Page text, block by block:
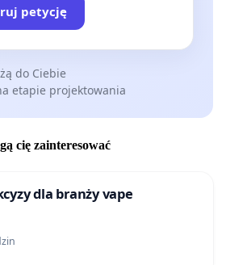
petycję
do Ciebie
etapie projektowania
cię zainteresować
dla branży vape